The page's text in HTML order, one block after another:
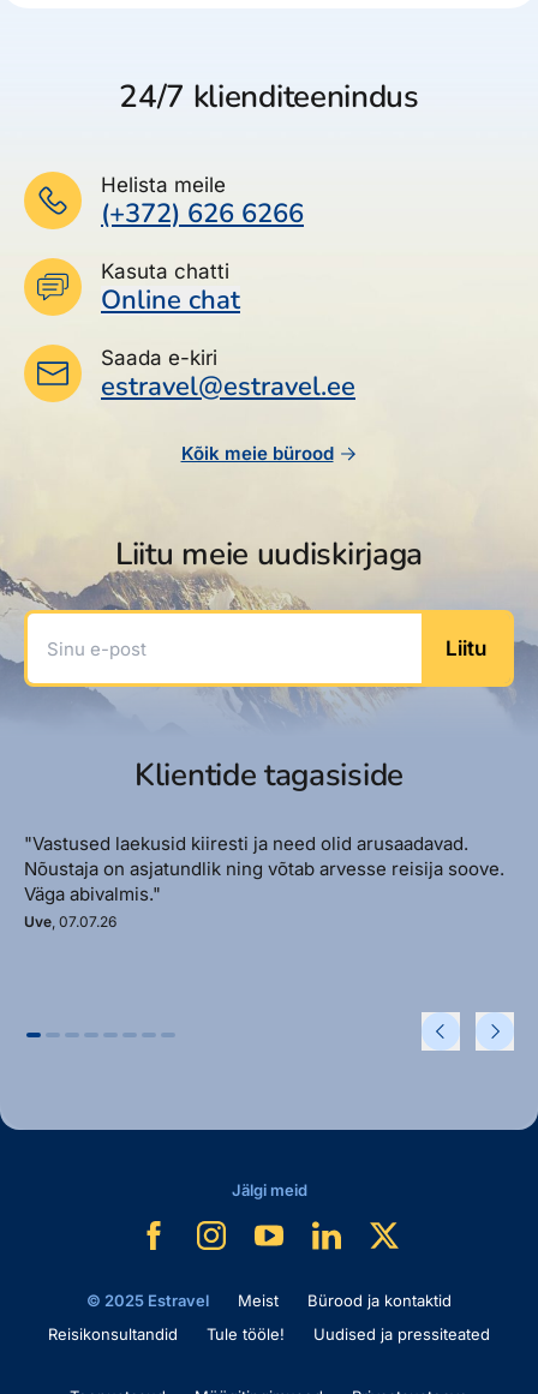
24/7 klienditeenindus
Helista meile
(+372) 626 6266
Kasuta chatti
Online chat
Saada e-kiri
estravel@estravel.ee
Kõik meie bürood
Liitu meie uudiskirjaga
Sinu e-post
Liitu
Klientide tagasiside
"Vastused laekusid kiiresti ja need olid arusaadavad.
Nõustaja on asjatundlik ning võtab arvesse reisija soove.
Väga abivalmis."
Uve, 07.07.26
© 2025 Estravel Meist
Bürood ja kontaktid
Reisikonsultandid
Tule tööle! Uudised ja pressiteated
Jälgi meid